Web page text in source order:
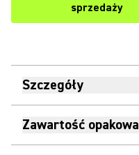
sprzedaży
Szczegóły
Zawartość